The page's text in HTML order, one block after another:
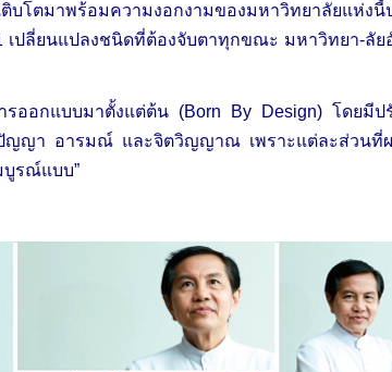
โตมาพร้อมความงอกงามของมหาวิทยาลัยแห่งนี้
เปลี่ยนแปลงชนิดที่ต้องจับตาทุกขณะ มหาวิทยา-ลั
รออกแบบมาตั้งแต่ต้น (Born By Design) โดยมี
ญา อารมณ์ และจิตวิญญาณ เพราะแต่ละส่วนที่ผ
บูรณ์แบบ”